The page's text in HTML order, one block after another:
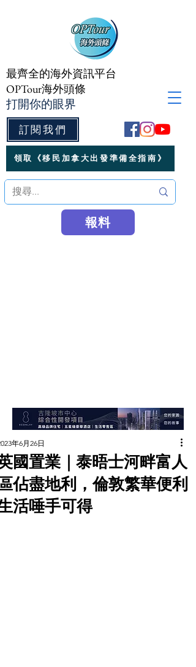
訂閱我們
最齊全的海外資訊平台
OPTour海外頭條
打開你的眼界
領取《移民加拿大出發準備全指南》
報料
國置業｜泰晤士河畔富人
佔盡地利，倫敦繁華便利
活唾手可得
年6月26日